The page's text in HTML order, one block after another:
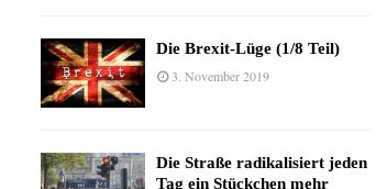
Die Brexit-Lüge (1/8 Teil)
3. November 2019
Die Straße radikalisiert jeden
Tag ein Stückchen mehr